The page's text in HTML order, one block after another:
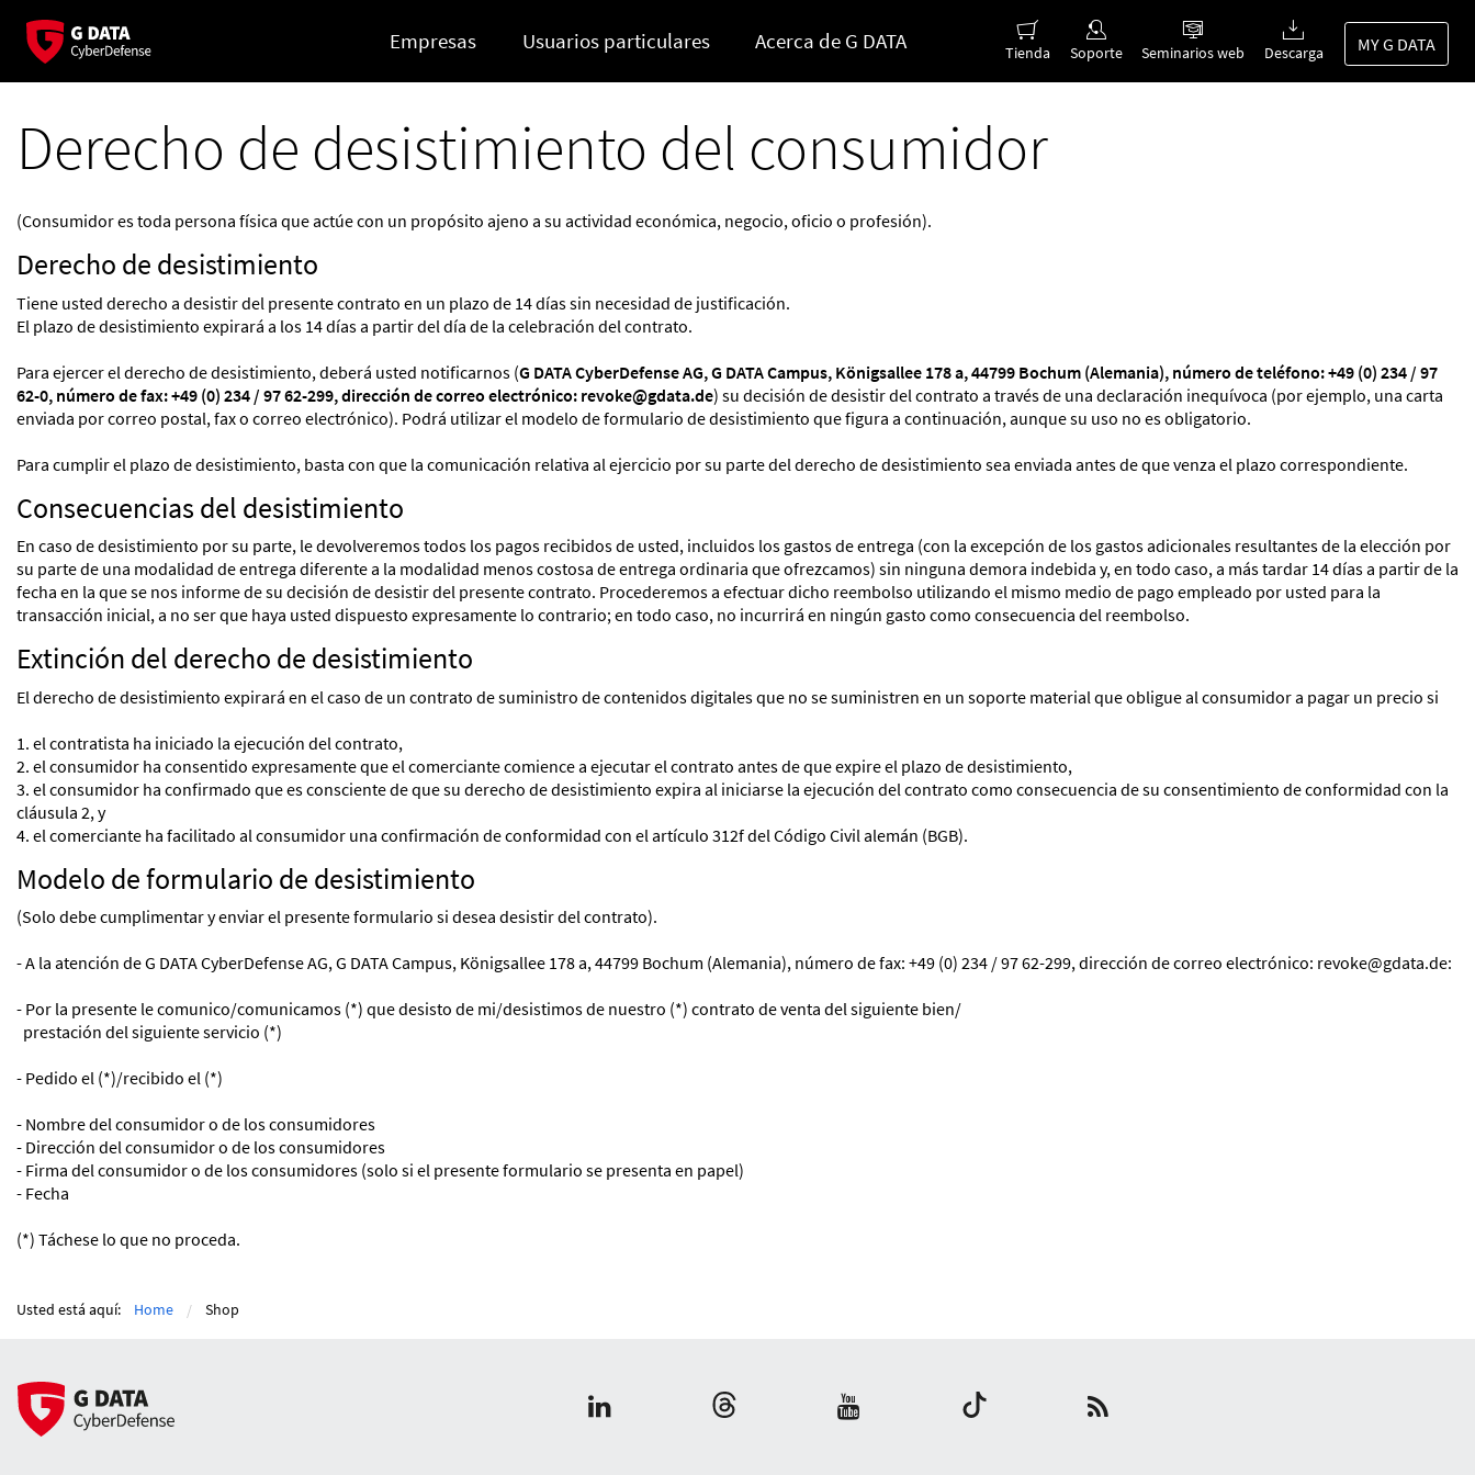
Empresas Usuarios particulares Acerca de G DATA Tienda Soporte Seminarios web Descarga MY G DATA
Derecho de desistimiento del consumidor
(Consumidor es toda persona física que actúe con un propósito ajeno a su actividad económica, negocio, oficio o profesión).
Derecho de desistimiento
Tiene usted derecho a desistir del presente contrato en un plazo de 14 días sin necesidad de justificación.
El plazo de desistimiento expirará a los 14 días a partir del día de la celebración del contrato.
Para ejercer el derecho de desistimiento, deberá usted notificarnos (G DATA CyberDefense AG, G DATA Campus, Königsallee 178 a, 44799 Bochum (Alemania), número de teléfono: +49 (0) 234 / 97
62-0, número de fax: +49 (0) 234 / 97 62-299, dirección de correo electrónico: revoke@gdata.de) su decisión de desistir del contrato a través de una declaración inequívoca (por ejemplo, una carta
enviada por correo postal, fax o correo electrónico). Podrá utilizar el modelo de formulario de desistimiento que figura a continuación, aunque su uso no es obligatorio.
Para cumplir el plazo de desistimiento, basta con que la comunicación relativa al ejercicio por su parte del derecho de desistimiento sea enviada antes de que venza el plazo correspondiente.
Consecuencias del desistimiento
En caso de desistimiento por su parte, le devolveremos todos los pagos recibidos de usted, incluidos los gastos de entrega (con la excepción de los gastos adicionales resultantes de la elección por
su parte de una modalidad de entrega diferente a la modalidad menos costosa de entrega ordinaria que ofrezcamos) sin ninguna demora indebida y, en todo caso, a más tardar 14 días a partir de la
fecha en la que se nos informe de su decisión de desistir del presente contrato. Procederemos a efectuar dicho reembolso utilizando el mismo medio de pago empleado por usted para la
transacción inicial, a no ser que haya usted dispuesto expresamente lo contrario; en todo caso, no incurrirá en ningún gasto como consecuencia del reembolso.
Extinción del derecho de desistimiento
El derecho de desistimiento expirará en el caso de un contrato de suministro de contenidos digitales que no se suministren en un soporte material que obligue al consumidor a pagar un precio si
1. el contratista ha iniciado la ejecución del contrato,
2. el consumidor ha consentido expresamente que el comerciante comience a ejecutar el contrato antes de que expire el plazo de desistimiento,
3. el consumidor ha confirmado que es consciente de que su derecho de desistimiento expira al iniciarse la ejecución del contrato como consecuencia de su consentimiento de conformidad con la
cláusula 2, y
4. el comerciante ha facilitado al consumidor una confirmación de conformidad con el artículo 312f del Código Civil alemán (BGB).
Modelo de formulario de desistimiento
(Solo debe cumplimentar y enviar el presente formulario si desea desistir del contrato).
- A la atención de G DATA CyberDefense AG, G DATA Campus, Königsallee 178 a, 44799 Bochum (Alemania), número de fax: +49 (0) 234 / 97 62-299, dirección de correo electrónico: revoke@gdata.de:
- Por la presente le comunico/comunicamos (*) que desisto de mi/desistimos de nuestro (*) contrato de venta del siguiente bien/
prestación del siguiente servicio (*)
- Pedido el (*)/recibido el (*)
- Nombre del consumidor o de los consumidores
- Dirección del consumidor o de los consumidores
- Firma del consumidor o de los consumidores (solo si el presente formulario se presenta en papel)
- Fecha
(*) Táchese lo que no proceda.
Usted está aquí: Home Shop